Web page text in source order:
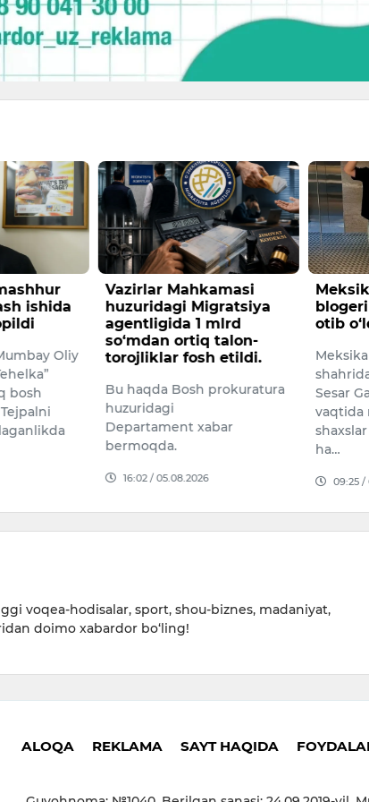
ishida
Oliy
bosh
Vazirlar Mahkamasi
huzuridagi Migratsiya
agentligida 1 mlrd
so‘mdan ortiq talon-
torojliklar fosh etildi.
Bu haqda Bosh prokuratura
huzuridagi
Departament xabar
bermoqda.
16:02 / 05.08.2026
otib
Sesar
vaqtida
ha…
09:25 /
voqea-hodisalar, sport, shou-biznes, madaniyat,
doimo xabardor bo‘ling!
ALOQA REKLAMA SAYT HAQIDA